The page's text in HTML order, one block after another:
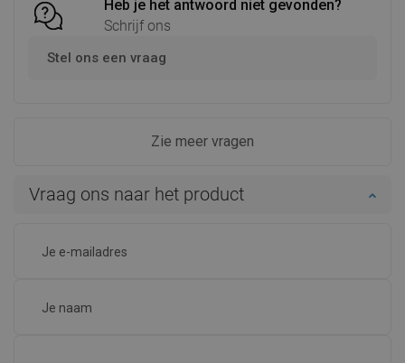
Heb je het antwoord niet gevonden?
Schrijf ons
Stel ons een vraag
Zie meer vragen
Vraag ons naar het product